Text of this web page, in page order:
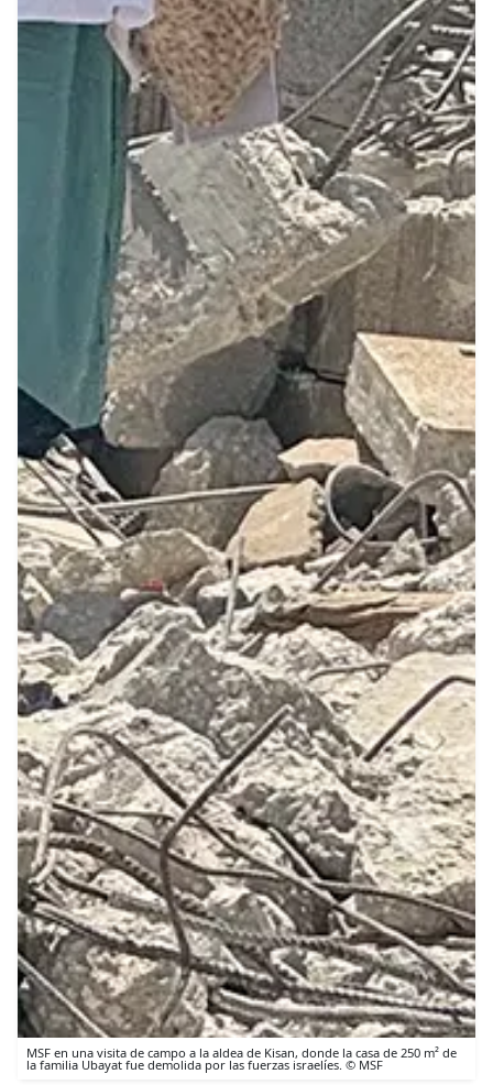
MSF en una visita de campo a la aldea de Kisan, donde la casa de 250 m² de
la familia Ubayat fue demolida por las fuerzas israelíes. © MSF